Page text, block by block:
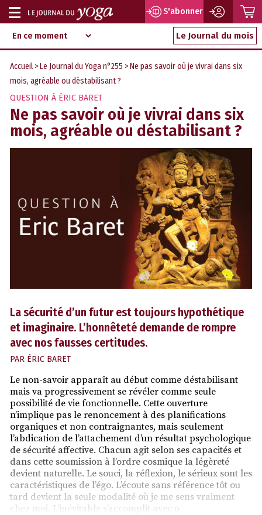
Aller
au
contenu
d‘information
indépendant
Afficher
ou
masquer
la
navigation
S'abonner
Le Journal du mois
Accueil >Le Journal du Yoga n°255 > Ne pas savoir où je vivrai dans six
mois, agréable ou déstabilisant ?
QUESTION À ÉRIC BARET
Ne pas savoir où je vivrai dans six
mois, agréable ou déstabilisant ?
La sécurité d’un futur est toujours hypothétique
et imaginaire. L’honnêteté demande de rompre
avec nos fausses certitudes.
PAR ÉRIC BARET
Le non-savoir apparaît au début comme déstabilisant
mais va progressivement se révéler comme seule
possibilité de vie fonctionnelle. Cette ouverture
n’implique pas le renoncement à des planifications
organiques et non contraignantes, mais seulement
l’abdication de l’attachement d’un résultat psychologique
de sécurité affective. Chacun agit selon ses capacités et
dans cette soumission à l’ordre cosmique la légèreté
devient naturelle. Le souci, la réflexion, le sérieux sont les
caractéristiques de l’égo. L’écoute sans référence tôt ou
tard devient la seule modalité où je me sens vraiment
chez moi. L’inévitable s’accomplit avec o